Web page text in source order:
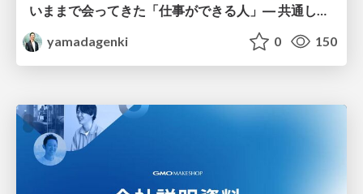
いままで会ってきた「仕事ができる人」― 共通していた5つの特徴とAI時代の活かし方
yamadagenki
0 150